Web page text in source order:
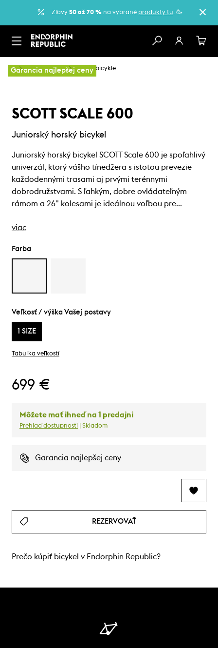
Zľavy 50 až 70 %na vybrané produkty tu. 🥳
Garancia najlepšej ceny
… Detské bicykle Detské bicykle
SCOTT SCALE 600
Juniorský horský bicykel
Juniorský horský bicykel SCOTT Scale 600 je spoľahlivý
univerzál, ktorý vášho tínedžera s istotou prevezie
každodennými trasami aj prvými terénnymi
dobrodružstvami. S ľahkým, dobre ovládateľným
rámom a 26" kolesami je ideálnou voľbou pre…
viac
Farba
Veľkosť / výška Vašej postavy
1 SIZE
Tabuľka veľkostí
699 €
Môžete mať ihneď na 1 predajni
Prehlaď dostupnosti | Skladom
Garancia najlepšej ceny
REZERVOVAŤ
Prečo kúpiť bicykel v Endorphin Republic?